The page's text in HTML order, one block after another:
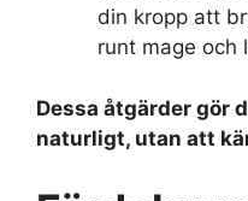
din kropp att
runt mage och
Dessa åtgärder gör
naturligt, utan att